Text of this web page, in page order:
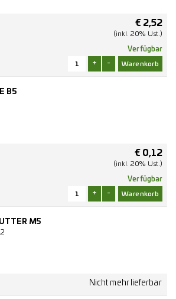
€ 2,52
(inkl. 20% Ust.)
Verfügbar
+ -
B5
€ 0,12
(inkl. 20% Ust.)
Verfügbar
+ -
M5